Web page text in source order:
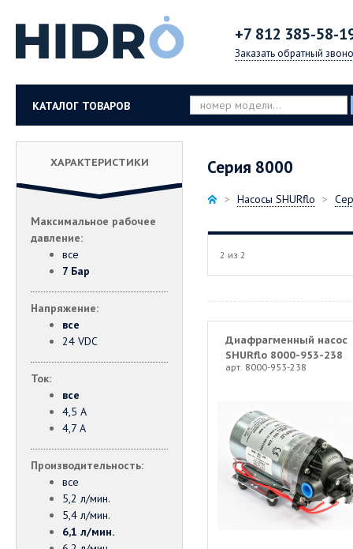
+7 812 385-58-
Заказать обратный
КАТАЛОГ ТОВАРОВ
ХАРАКТЕРИСТИКИ
Максимальное рабочее
давление:
все
7 Бар
Напряжение:
все
24 VDC
Ток:
все
4,5 А
4,7 А
Производительность:
все
5,2 л/мин.
5,4 л/мин.
6,1 л/мин.
Серия 8000
Насосы SHURflo
2 из 2
Диафрагменный насос
SHURflo 8000-953-238
арт. 8000-953-238